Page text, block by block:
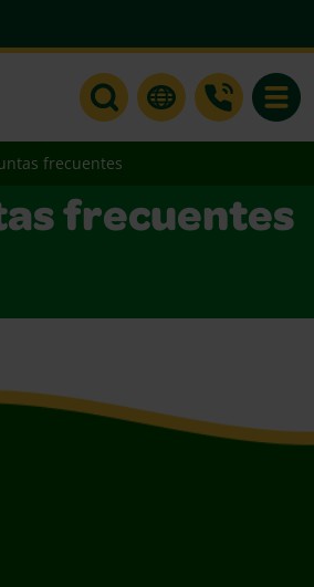
frecuentes
frecuentes